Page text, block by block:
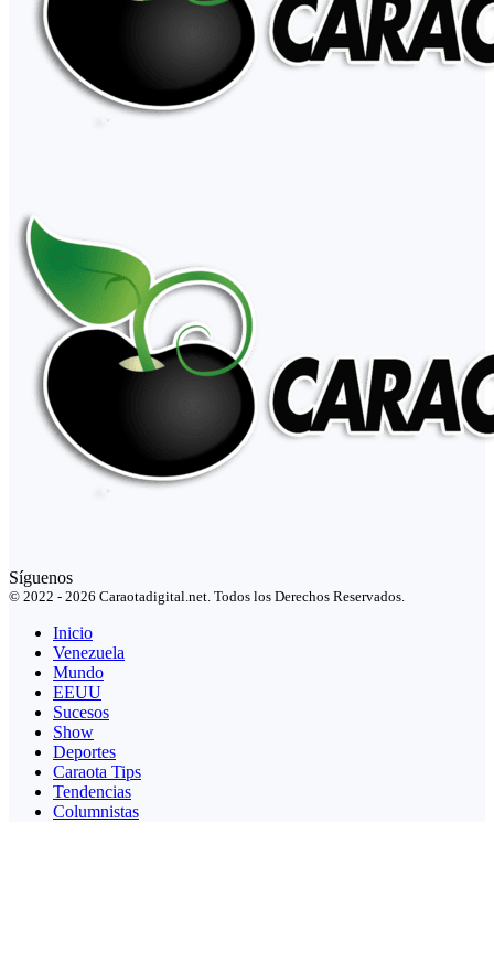
Síguenos
© 2022 - 2026 Caraotadigital.net. Todos los Derechos Reservados.
Inicio
Venezuela
Mundo
EEUU
Sucesos
Show
Deportes
Caraota Tips
Tendencias
Columnistas